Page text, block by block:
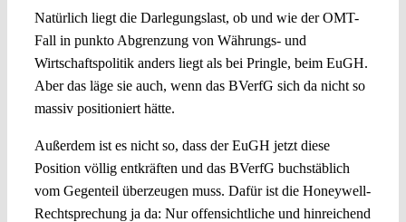
Natürlich liegt die Darlegungslast, ob und wie der OMT-
Fall in punkto Abgrenzung von Währungs- und
Wirtschaftspolitik anders liegt als bei Pringle, beim EuGH.
Aber das läge sie auch, wenn das BVerfG sich da nicht so
massiv positioniert hätte.
Außerdem ist es nicht so, dass der EuGH jetzt diese
Position völlig entkräften und das BVerfG buchstäblich
vom Gegenteil überzeugen muss. Dafür ist die Honeywell-
Rechtsprechung ja da: Nur offensichtliche und hinreichend